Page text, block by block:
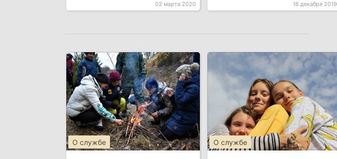
02 марта 2020 16 декабря 2019
О службе О службе